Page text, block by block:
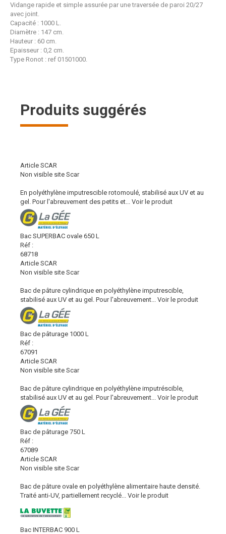
Vidange rapide et simple assurée par une traversée de paroi 20/27
avec joint.
Capacité : 1000 L.
Diamètre : 147 cm.
Hauteur : 60 cm.
Epaisseur : 0,2 cm.
Type Ronot : ref 01501000.
Produits suggérés
Article SCAR
Non visible site Scar
En polyéthylène imputrescible rotomoulé, stabilisé aux UV et au
gel. Pour l'abreuvement des petits et...
Voir le produit
Bac SUPERBAC ovale 650 L
Réf :
68718
Article SCAR
Non visible site Scar
Bac de pâture cylindrique en polyéthylène imputrescible,
stabilisé aux UV et au gel. Pour l'abreuvement...
Voir le produit
Bac de pâturage 1000 L
Réf :
67091
Article SCAR
Non visible site Scar
Bac de pâture cylindrique en polyéthylène imputréscible,
stabilisé aux UV et au gel. Pour l'abreuvement...
Voir le produit
Bac de pâturage 750 L
Réf :
67089
Article SCAR
Non visible site Scar
Bac de pâture ovale en polyéthylène alimentaire haute densité.
Traité anti-UV, partiellement recyclé...
Voir le produit
Bac INTERBAC 900 L